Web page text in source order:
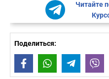
Читайте
Поделиться:
FacebookWhatsAppTelegram